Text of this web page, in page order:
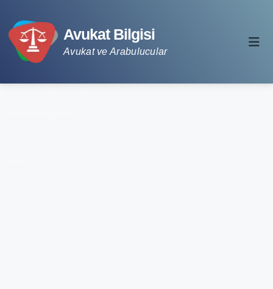
Avukat Bilgisi
Avukat ve Arabulucular